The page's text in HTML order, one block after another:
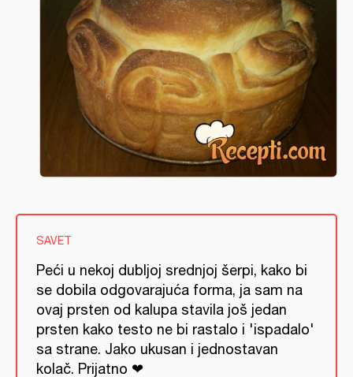
SAVET
Peći u nekoj dubljoj srednjoj šerpi, kako bi
se dobila odgovarajuća forma, ja sam na
ovaj prsten od kalupa stavila još jedan
prsten kako testo ne bi rastalo i 'ispadalo'
sa strane. Jako ukusan i jednostavan
kolač. Prijatno ❤